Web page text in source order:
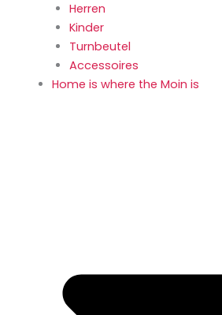
Herren
Kinder
Turnbeutel
Accessoires
Home is where the Moin is